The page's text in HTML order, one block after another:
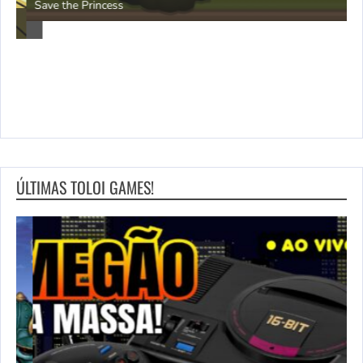
Save the Princess
ÚLTIMAS TOLOI GAMES!